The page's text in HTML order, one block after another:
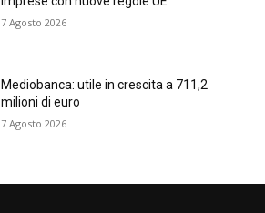
7 Agosto 2026
Mediobanca: utile in crescita a 711,2
milioni di euro
7 Agosto 2026